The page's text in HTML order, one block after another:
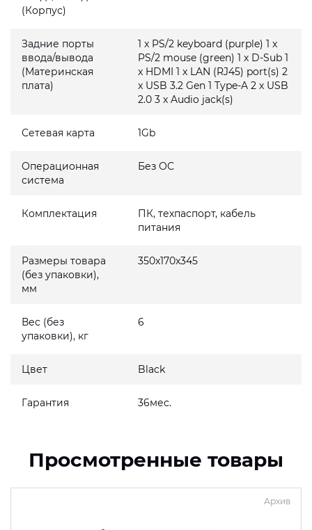
(Корпус)
Задние порты
ввода/вывода
(Материнская
плата)
1 x PS/2 keyboard (purple) 1 x
PS/2 mouse (green) 1 x D-Sub 1
x HDMI 1 x LAN (RJ45) port(s) 2
x USB 3.2 Gen 1 Type-A 2 x USB
2.0 3 x Audio jack(s)
Сетевая карта 1Gb
Операционная
система
Без ОС
Комплектация
ПК, техпаспорт, кабель
питания
Размеры товара
(без упаковки),
мм
350x170x345
Вес (без
упаковки), кг
6
Цвет Black
Гарантия 36мес.
Просмотренные товары
Архив